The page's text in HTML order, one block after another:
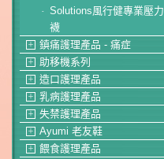
-
Solutions風行健專業壓力
襪
＋ 鎮痛護理產品 - 痛症
＋ 助移機系列
＋ 造口護理產品
＋ 乳病護理產品
＋ 失禁護理產品
＋ Ayumi 老友鞋
＋ 餵食護理產品